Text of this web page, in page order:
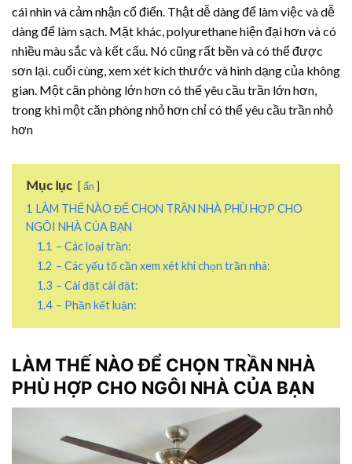
cái nhìn và cảm nhận cổ điển. Thật dễ dàng để làm việc và dễ
dàng để làm sạch. Mặt khác, polyurethane hiện đại hơn và có
nhiều màu sắc và kết cấu. Nó cũng rất bền và có thể được
sơn lại. cuối cùng, xem xét kích thước và hình dạng của không
gian. Một căn phòng lớn hơn có thể yêu cầu trần lớn hơn,
trong khi một căn phòng nhỏ hơn chỉ có thể yêu cầu trần nhỏ
hơn
Mục lục ẩn
1 LÀM THẾ NÀO ĐỂ CHỌN TRẦN NHÀ PHÙ HỢP CHO
NGÔI NHÀ CỦA BẠN
1.1 – Các loại trần:
1.2 – Các yếu tố cần xem xét khi chọn trần nhà:
1.3 – Cài đặt cài đặt:
1.4 – Phần kết luận:
LÀM THẾ NÀO ĐỂ CHỌN TRẦN NHÀ
PHÙ HỢP CHO NGÔI NHÀ CỦA BẠN